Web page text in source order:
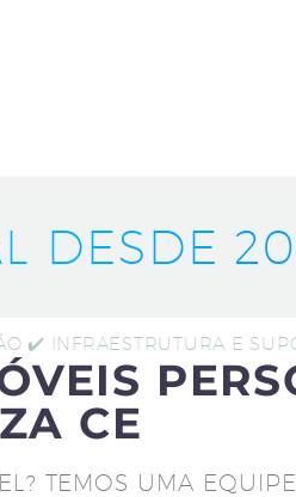
DESDE
✔️ INFRAESTRUTURA E
CE
TEMOS UMA